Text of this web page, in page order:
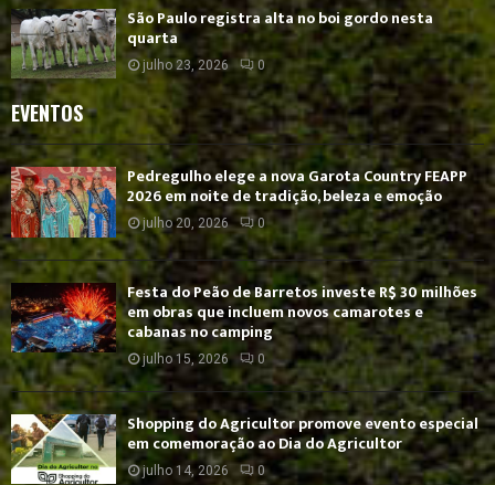
São Paulo registra alta no boi gordo nesta
quarta
julho 23, 2026 0
EVENTOS
Pedregulho elege a nova Garota Country FEAPP
2026 em noite de tradição, beleza e emoção
julho 20, 2026 0
Festa do Peão de Barretos investe R$ 30 milhões
em obras que incluem novos camarotes e
cabanas no camping
julho 15, 2026 0
Shopping do Agricultor promove evento especial
em comemoração ao Dia do Agricultor
julho 14, 2026 0